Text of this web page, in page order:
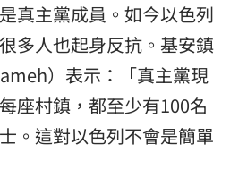
真主黨成員。如今以色列
多人也起身反抗。基安鎮
）表示：「真主黨現
座村鎮，都至少有100名
。這對以色列不會是簡單